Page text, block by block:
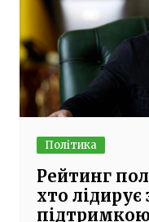
Політика
Рейтинг
хто лідирує
підтримкою